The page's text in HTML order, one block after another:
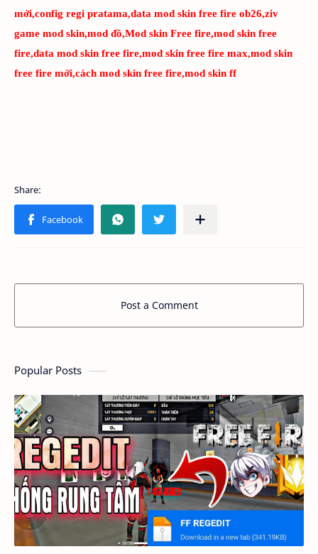
mới,config regi pratama,data mod skin free fire ob26,ziv
game mod skin,mod đồ,Mod skin Free fire,mod skin free
fire,data mod skin free fire,mod skin free fire max,mod skin
free fire mới,cách mod skin free fire,mod skin ff
Post a Comment
Popular Posts